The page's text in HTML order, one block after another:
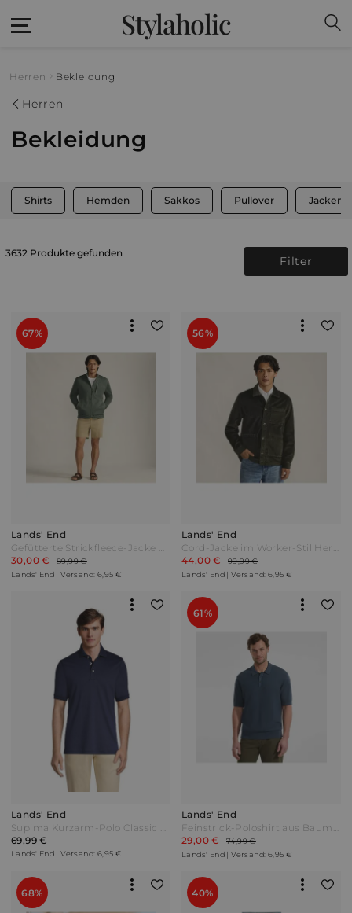
Stylaholic
Herren Bekleidung
Herren
Bekleidung
Shirts Hemden Sakkos Pullover Jacken
3632 Produkte gefunden
Filter
67%
Lands' End
Gefütterte Strickfleece-Jacke Herren Grün by Lands' End
30,00 €
89,99 €
Lands' End | Versand: 6,95 €
56%
Lands' End
Cord-Jacke im Worker-Stil Herren Braun by Lands' End
44,00 €
99,99 €
Lands' End | Versand: 6,95 €
Lands' End
Supima Kurzarm-Polo Classic Fit Herren Blau Baumwolle by Lands' End
69,99 €
Lands' End | Versand: 6,95 €
61%
Lands' End
Feinstrick-Poloshirt aus Baumwolle Herren Blau by Lands' End
29,00 €
74,99 €
Lands' End | Versand: 6,95 €
68% 40%